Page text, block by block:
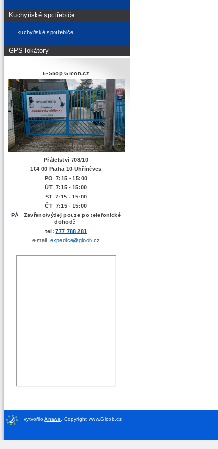
Kuchyňské spotřebiče
kuchyňské spotřebiče
GPS lokátory
E-Shop Gloob.cz
Přátelství 708/10
104 00 Praha 10-Uhříněves
PO 7:15 - 15:00
ÚT 7:15 - 15:00
ST 7:15 - 15:00
ČT 7:15 - 15:00
PÁ Zavřeno/výdej pouze po telefonické
dohodě
tel:777 788 281
e-mail:expedice@gloob.cz
vytvořiloAnawe Copyright www.Gloob.cz